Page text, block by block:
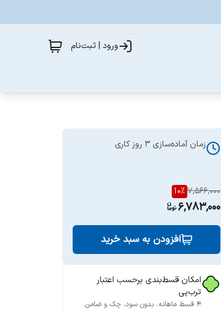
ورود | ثبت‌نام
زمان آماده‌سازی 3 روز کاری
7,566,000
10%
6,783,000
افزودن به سبد خرید
امکان قسط‌بندی برحسب اعتبار
ترب‌پی
۴ قسط ماهانه. بدون سود، چک و ضامن.